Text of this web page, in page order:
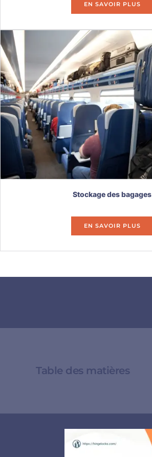
EN SAVOIR PLUS
Stockage des bagages
EN SAVOIR PLUS
Table des matières